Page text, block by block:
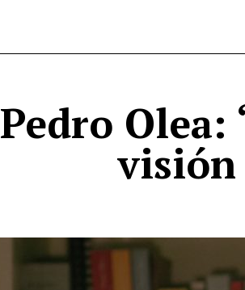
Pedro Olea:
visión